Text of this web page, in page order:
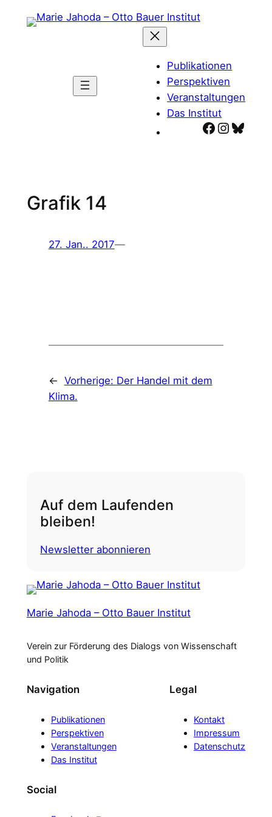
Inhalt
Publikationen
Perspektiven
Veranstaltungen
Das Institut
Facebook
Grafik 14
27. Jan.. 2017—
← Vorherige: Der Handel mit dem
Klima.
Auf dem Laufenden
bleiben!
Newsletter abonnieren
Marie Jahoda – Otto Bauer Institut
Verein zur Förderung des Dialogs von Wissenschaft
und Politik
Navigation
Publikationen
Perspektiven
Veranstaltungen
Das Institut
Legal
Kontakt
Impressum
Datenschutz
Social